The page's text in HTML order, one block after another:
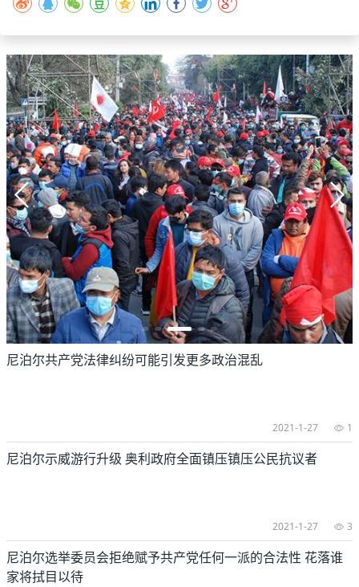
尼泊尔共产党法律纠纷可能引发更多政治混乱
2021-1-27 1
尼泊尔示威游行升级 奥利政府全面镇压镇压公民抗议者
2021-1-27 3
尼泊尔选举委员会拒绝赋予共产党任何一派的合法性 花落谁
家将拭目以待